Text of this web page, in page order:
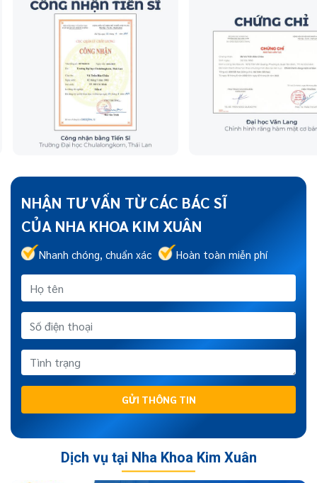
NHẬN TƯ VẤN TỪ CÁC BÁC SĨ
CỦA NHA KHOA KIM XUÂN
Nhanh chóng, chuẩn xác Hoàn toàn miễn phí
GỬI THÔNG TIN
Dịch vụ tại Nha Khoa Kim Xuân